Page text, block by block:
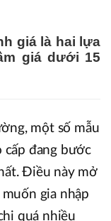
giá là hai lựa
giá dưới 15
một số mẫu
cấp đang bước
Điều này mở
gia nhập
quá nhiều